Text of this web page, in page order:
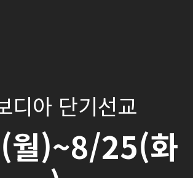
디아 단기선교
)~8/25(화